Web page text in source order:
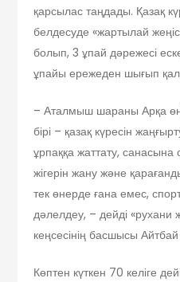
қарсылас таңдады. Қазақ
белдесуде «жартылай
болып, 3 ұпай дәрежесі
ұпайы ережеден шығып
–Аталмыш шараны Арқа
бірі – қазақ күресін
ұрпаққа жаттату,
жігерін жану және
тек өнерде ғана емес,
дәлелдеу, – дейді «рухани
кеңсесінің басшысы
Көптен күткен 70 келіге